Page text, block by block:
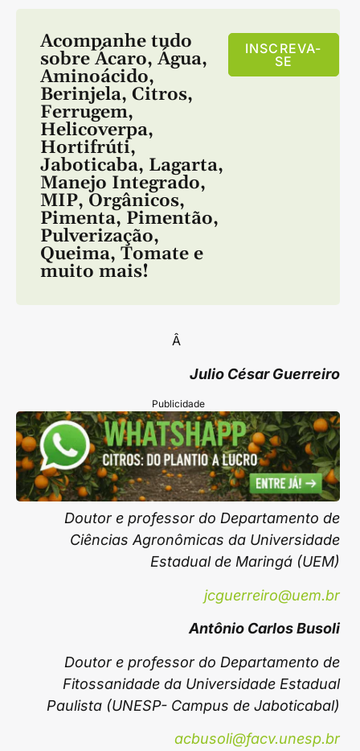
Acompanhe tudo
sobre Ácaro, Água,
Aminoácido,
Berinjela, Citros,
Ferrugem,
Helicoverpa,
Hortifrúti,
Jaboticaba, Lagarta,
Manejo Integrado,
MIP, Orgânicos,
Pimenta, Pimentão,
Pulverização,
Queima, Tomate e
muito mais!
INSCREVA-
SE
Â
Julio César Guerreiro
Publicidade
Doutor e professor do Departamento de
Ciências Agronômicas da Universidade
Estadual de Maringá (UEM)
jcguerreiro@uem.br
Antônio Carlos Busoli
Doutor e professor do Departamento de
Fitossanidade da Universidade Estadual
Paulista (UNESP- Campus de Jaboticabal)
acbusoli@facv.unesp.br